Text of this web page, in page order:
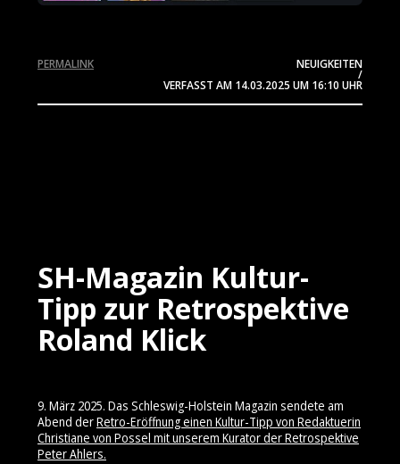
NEUIGKEITEN
/
VERFASST AM 14.03.2025 UM 16:10 UHR
PERMALINK
SH-Magazin Kultur-
Tipp zur Retrospektive
Roland Klick
9. März 2025. Das Schleswig-Holstein Magazin sendete am
Abend derRetro-Eröffnung einen Kultur-Tipp von Redaktuerin
Christiane von Possel mit unserem Kurator der Retrospektive
Peter Ahlers.